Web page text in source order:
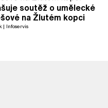
soutěž o umělecké
na Žlutém kopci
Infoservis